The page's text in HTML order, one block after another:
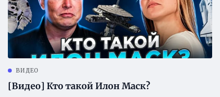
ВИДЕО
[Видео] Кто такой Илон Маск?